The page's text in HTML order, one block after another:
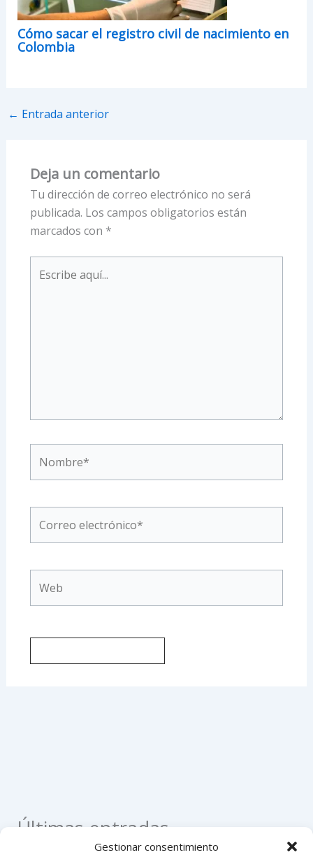
Gestionar consentimiento
Cómo sacar el registro civil de nacimiento en
Colombia
← Entrada anterior
Deja un comentario
Tu dirección de correo electrónico no será
publicada. Los campos obligatorios están
marcados con *
aquí...
electrónico*
Últimas entradas